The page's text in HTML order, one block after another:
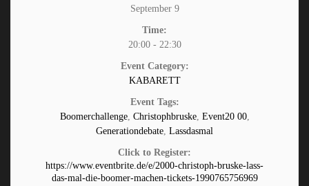
September 9
Time:
20:00 - 22:30
Event Category:
KABARETT
Event Tags:
Boomerchallenge, Christophbruske, Event20 00,
Generationdebate, Lassdasmal
Click to Register:
https://www.eventbrite.de/e/2000-christoph-bruske-lass-
das-mal-die-boomer-machen-tickets-1990765756969